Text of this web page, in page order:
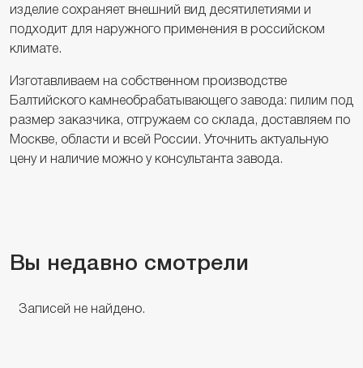
изделие сохраняет внешний вид десятилетиями и
подходит для наружного применения в российском
климате.
Изготавливаем на собственном производстве
Балтийского камнеобрабатывающего завода: пилим под
размер заказчика, отгружаем со склада, доставляем по
Москве, области и всей России. Уточнить актуальную
цену и наличие можно у консультанта завода.
Вы недавно смотрели
Записей не найдено.